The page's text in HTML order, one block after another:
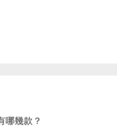
哪幾款？